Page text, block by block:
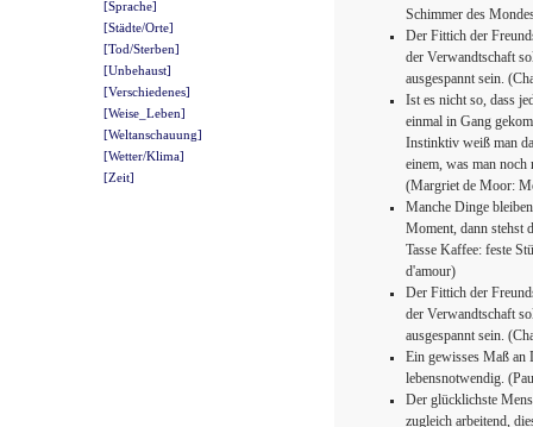
[Sprache]
[Städte/Orte]
[Tod/Sterben]
[Unbehaust]
[Verschiedenes]
[Weise_Leben]
[Weltanschauung]
[Wetter/Klima]
[Zeit]
Schimmer des
Der Fittich der
der Verwandtschaft
ausgespannt sein.
Ist es nicht so, dass
einmal in Gang
Instinktiv weiß man
einem, was man noch
(Margriet de Moor:
Manche Dinge
Moment, dann stehst
Tasse Kaffee: feste
d'amour)
Der Fittich der
der Verwandtschaft
ausgespannt sein.
Ein gewisses Maß an
lebensnotwendig.
Der glücklichste
zugleich arbeitend,